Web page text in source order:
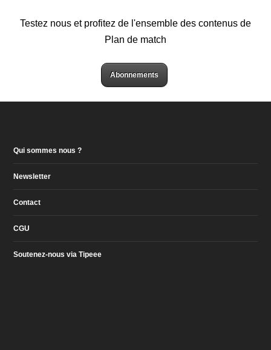
Testez nous et profitez de l'ensemble des contenus de
Plan de match
Abonnements
Qui sommes nous ?
Newsletter
Contact
CGU
Soutenez-nous via Tipeee